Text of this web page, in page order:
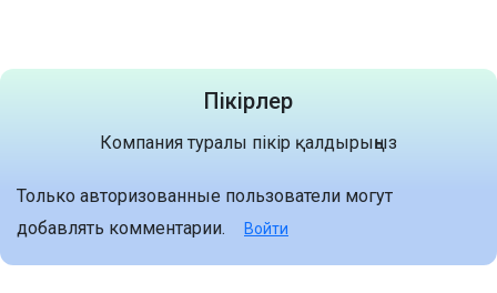
Пікірлер
Компания туралы пікір қалдырыңыз
Только авторизованные пользователи могут
добавлять комментарии.
Войти